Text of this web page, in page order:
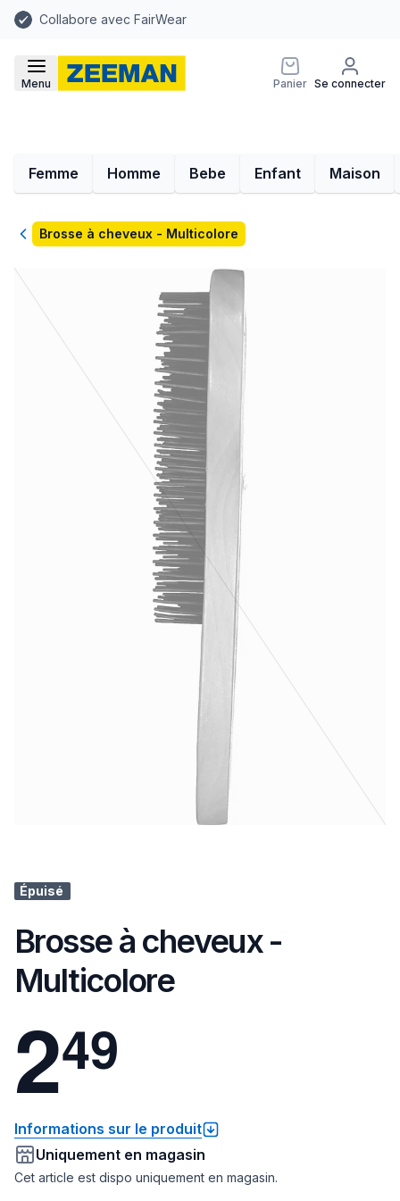
Collabore avec FairWear
Menu Panier Se connecter
Femme Homme Bebe Enfant Maison
RetourBrosse à cheveux - Multicolore
Épuisé
Brosse à cheveux -
Multicolore
249
Informations sur le produit
Uniquement en magasin
Cet article est dispo uniquement en magasin.